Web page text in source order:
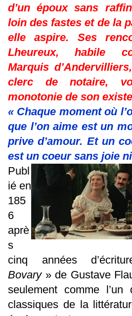
d’un époux sans
loin des fastes et de la
elle aspire. Ses
Lheureux, habile
Marquis
clerc de notaire,
monotonie de son
« Chaque moment où
que l’on aime est un
prive d’amour. Et un
est un coeur sans joie
Publ
ié en
185
6
aprè
s
cinq années
Bovary» de Gustave
seulement comme
classiques de la